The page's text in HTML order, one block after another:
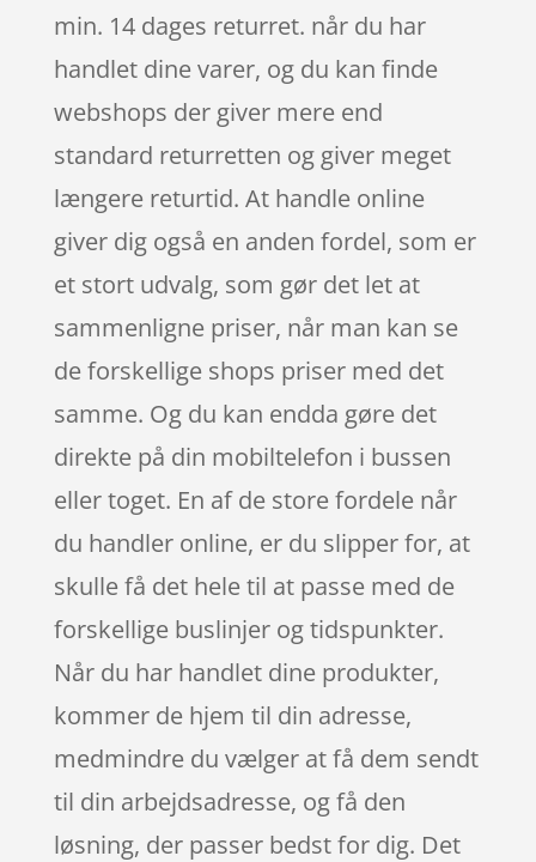
min. 14 dages returret. når du har
handlet dine varer, og du kan finde
webshops der giver mere end
standard returretten og giver meget
længere returtid. At handle online
giver dig også en anden fordel, som er
et stort udvalg, som gør det let at
sammenligne priser, når man kan se
de forskellige shops priser med det
samme. Og du kan endda gøre det
direkte på din mobiltelefon i bussen
eller toget. En af de store fordele når
du handler online, er du slipper for, at
skulle få det hele til at passe med de
forskellige buslinjer og tidspunkter.
Når du har handlet dine produkter,
kommer de hjem til din adresse,
medmindre du vælger at få dem sendt
til din arbejdsadresse, og få den
løsning, der passer bedst for dig. Det